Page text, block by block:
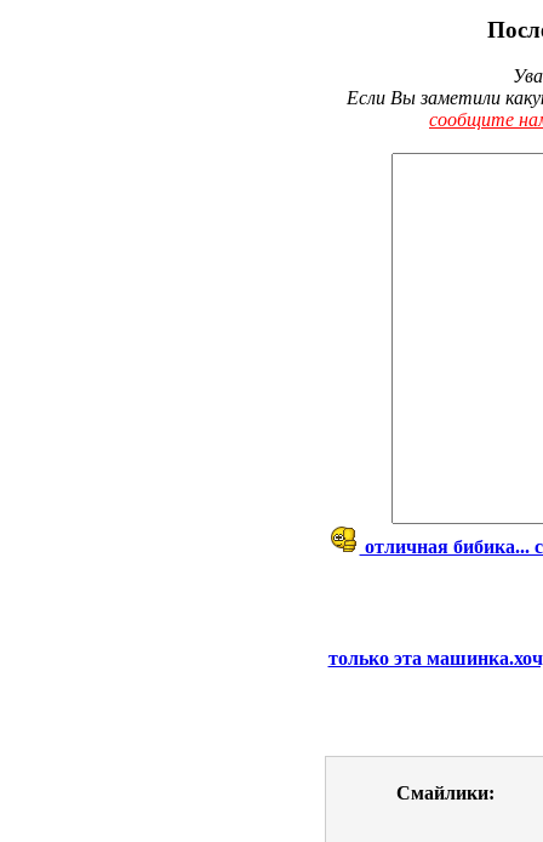
Если Вы заметили
сообщите
отличная бибика...
только эта
Смайлики: